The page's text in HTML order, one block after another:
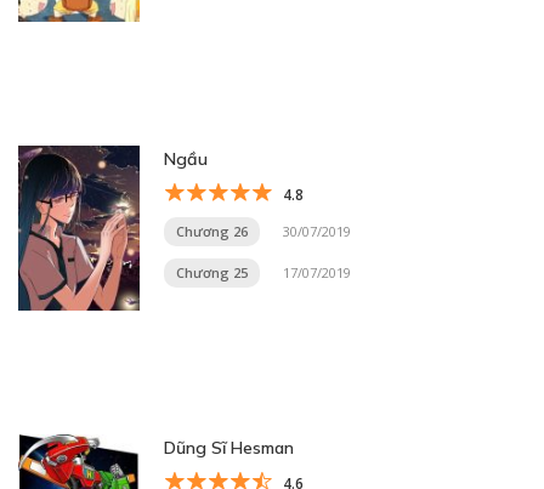
Ngầu
4.8
Chương 26 30/07/2019
Chương 25 17/07/2019
Dũng Sĩ Hesman
4.6